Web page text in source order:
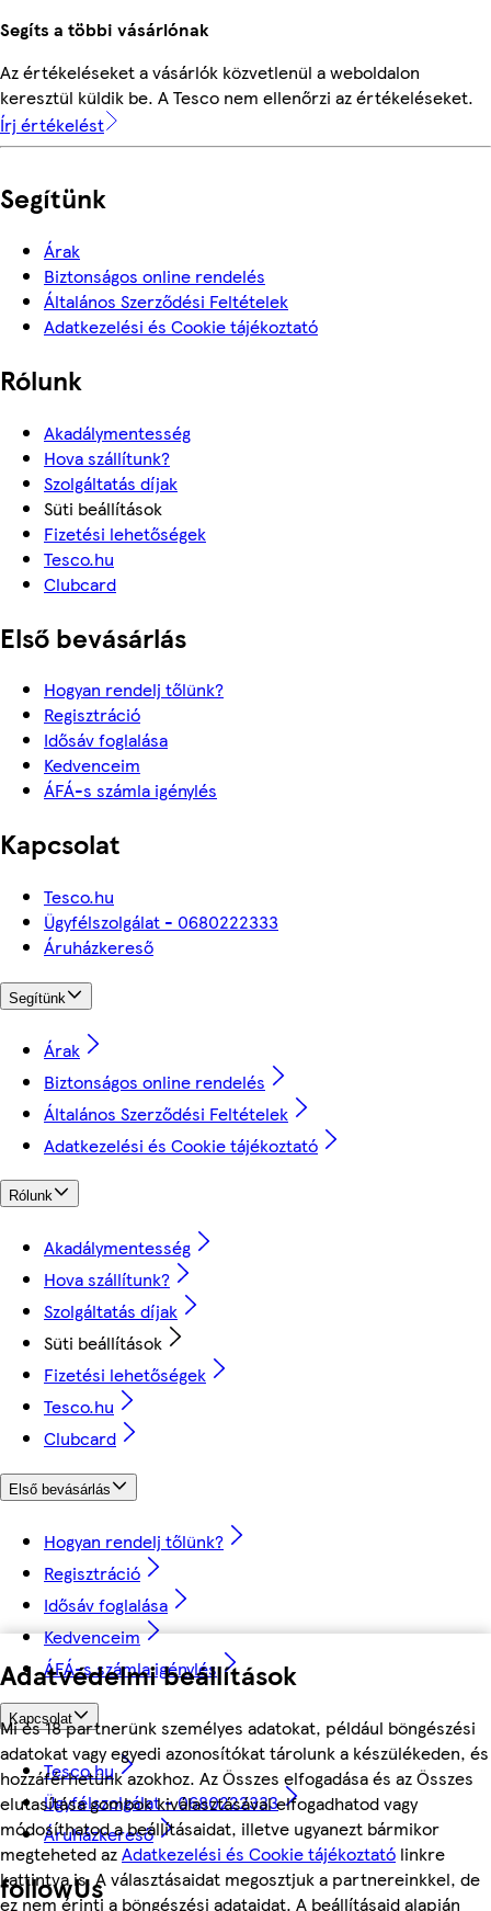
Adatvédelmi beállítások
Mi és 18 partnerünk személyes adatokat, például böngészési
adatokat vagy egyedi azonosítókat tárolunk a készülékeden, és
hozzáférhetünk azokhoz. Az Összes elfogadása és az Összes
elutasítása gombok kiválasztásával elfogadhatod vagy
módosíthatod a beállításaidat, illetve ugyanezt bármikor
megteheted azAdatkezelési és Cookie tájékoztató linkre
kattintva is. A választásaidat megosztjuk a partnereinkkel, de
ez nem érinti a böngészési adataidat. A beállításaid alapján
Segíts a többi vásárlónak
Az értékeléseket a vásárlók közvetlenül a weboldalon
keresztül küldik be. A Tesco nem ellenőrzi az értékeléseket.
Írj értékelést
Segítünk
Árak
Biztonságos online rendelés
Általános Szerződési Feltételek
Adatkezelési és Cookie tájékoztató
Rólunk
Akadálymentesség
Hova szállítunk?
Szolgáltatás díjak
Süti beállítások
Fizetési lehetőségek
Tesco.hu
Clubcard
Első bevásárlás
Hogyan rendelj tőlünk?
Regisztráció
Idősáv foglalása
Kedvenceim
ÁFÁ-s számla igénylés
Kapcsolat
Tesco.hu
Ügyfélszolgálat - 0680222333
Áruházkereső
Segítünk
Árak
Biztonságos online rendelés
Általános Szerződési Feltételek
Adatkezelési és Cookie tájékoztató
Rólunk
Akadálymentesség
Hova szállítunk?
Szolgáltatás díjak
Süti beállítások
Fizetési lehetőségek
Tesco.hu
Clubcard
Első bevásárlás
Hogyan rendelj tőlünk?
Regisztráció
Idősáv foglalása
Kedvenceim
ÁFÁ-s számla igénylés
Kapcsolat
Tesco.hu
Ügyfélszolgálat - 0680222333
Áruházkereső
followUs